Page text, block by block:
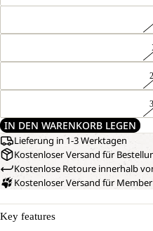
IN DEN WARENKORB LEGEN
Lieferung in 1-3 Werktagen
Kostenloser Versand für
Kostenlose Retoure innerhalb
Kostenloser Versand für Member
Key features